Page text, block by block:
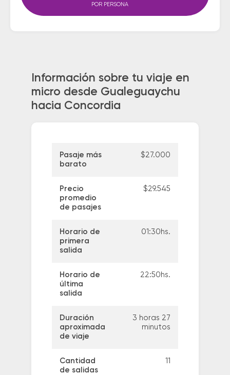
POR PERSONA
Información sobre tu viaje en
micro desde Gualeguaychu
hacia Concordia
Pasaje más
barato
$27.000
Precio
promedio
de pasajes
$29.545
Horario de
primera
salida
01:30hs.
Horario de
última
salida
22:50hs.
Duración
aproximada
de viaje
3 horas 27
minutos
Cantidad
de salidas
11